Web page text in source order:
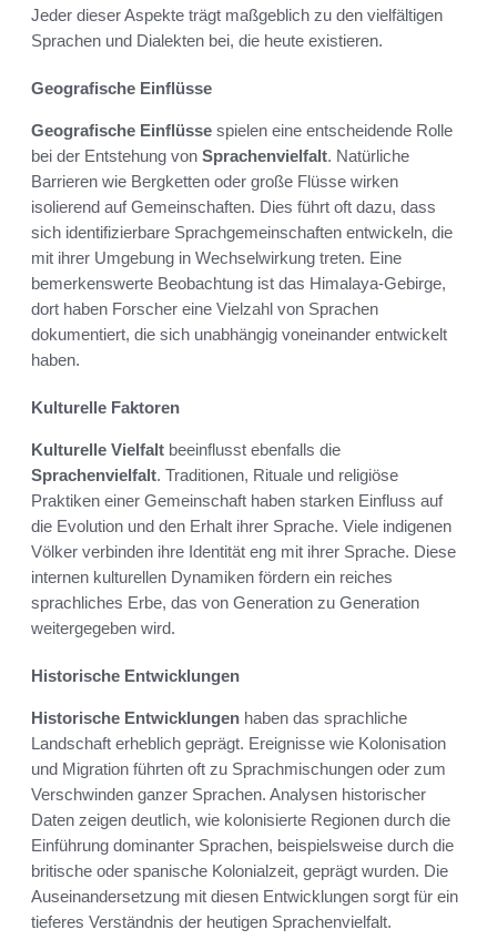
Jeder dieser Aspekte trägt maßgeblich zu den vielfältigen
Sprachen und Dialekten bei, die heute existieren.
Geografische Einflüsse
Geografische Einflüsse spielen eine entscheidende Rolle
bei der Entstehung von Sprachenvielfalt. Natürliche
Barrieren wie Bergketten oder große Flüsse wirken
isolierend auf Gemeinschaften. Dies führt oft dazu, dass
sich identifizierbare Sprachgemeinschaften entwickeln, die
mit ihrer Umgebung in Wechselwirkung treten. Eine
bemerkenswerte Beobachtung ist das Himalaya-Gebirge,
dort haben Forscher eine Vielzahl von Sprachen
dokumentiert, die sich unabhängig voneinander entwickelt
haben.
Kulturelle Faktoren
Kulturelle Vielfalt beeinflusst ebenfalls die
Sprachenvielfalt. Traditionen, Rituale und religiöse
Praktiken einer Gemeinschaft haben starken Einfluss auf
die Evolution und den Erhalt ihrer Sprache. Viele indigenen
Völker verbinden ihre Identität eng mit ihrer Sprache. Diese
internen kulturellen Dynamiken fördern ein reiches
sprachliches Erbe, das von Generation zu Generation
weitergegeben wird.
Historische Entwicklungen
Historische Entwicklungen haben das sprachliche
Landschaft erheblich geprägt. Ereignisse wie Kolonisation
und Migration führten oft zu Sprachmischungen oder zum
Verschwinden ganzer Sprachen. Analysen historischer
Daten zeigen deutlich, wie kolonisierte Regionen durch die
Einführung dominanter Sprachen, beispielsweise durch die
britische oder spanische Kolonialzeit, geprägt wurden. Die
Auseinandersetzung mit diesen Entwicklungen sorgt für ein
tieferes Verständnis der heutigen Sprachenvielfalt.